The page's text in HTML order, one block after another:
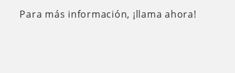
Para más información, ¡llama ahora!